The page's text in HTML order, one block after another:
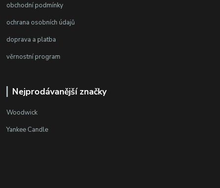
obchodní podmínky
ochrana osobních údajů
doprava a platba
věrnostní program
Nejprodávanější značky
Woodwick
Yankee Candle